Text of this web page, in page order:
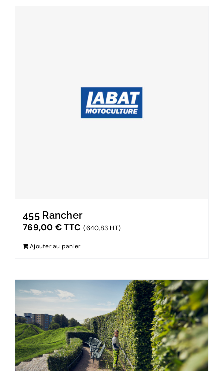
455 Rancher
769,00 €TTC (640,83 HT)
Ajouter au panier